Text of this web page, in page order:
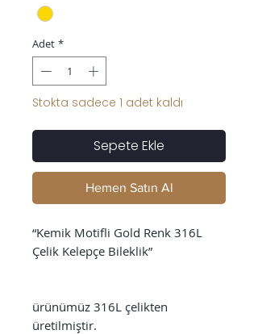
Adet *
Stokta sadece 1 adet kaldı
Sepete Ekle
Hemen Satın Al
“Kemik Motifli Gold Renk 316L
Çelik Kelepçe Bileklik”
ürünümüz 316L çelikten
üretilmiştir.